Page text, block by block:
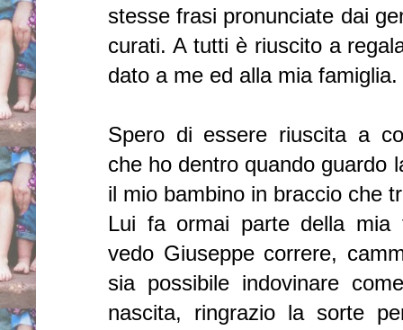
stesse frasi pronunciate dai
curati. A tutti è riuscito a
dato a me ed alla mia famiglia.
Spero di essere riuscita a
che ho dentro quando guardo
il mio bambino in braccio che
Lui fa ormai parte della
vedo Giuseppe correre,
sia possibile indovinare
nascita, ringrazio la sorte